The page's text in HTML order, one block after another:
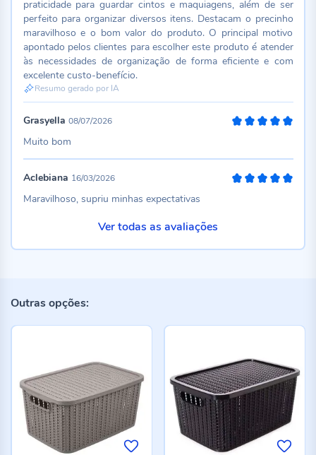
praticidade para guardar cintos e maquiagens, além de ser
perfeito para organizar diversos itens. Destacam o precinho
maravilhoso e o bom valor do produto. O principal motivo
apontado pelos clientes para escolher este produto é atender
às necessidades de organização de forma eficiente e com
excelente custo-benefício.
Resumo gerado por IA
Grasyella 08/07/2026
Muito bom
Aclebiana 16/03/2026
Maravilhoso, supriu minhas expectativas
Ver todas as avaliações
Outras opções: